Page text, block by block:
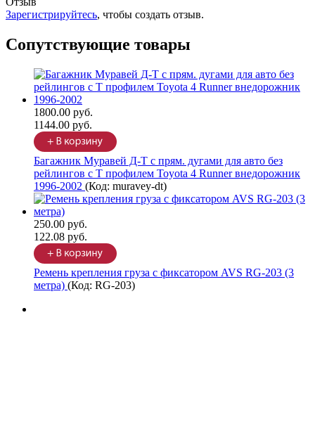
Зарегистрируйтесь, чтобы создать отзыв.
Сопутствующие товары
1800.00 руб.
1144.00 руб.
Багажник Муравей Д-Т с прям. дугами для авто без
рейлингов с Т профилем Toyota 4 Runner внедорожник
1996-2002 (Код: muravey-dt)
250.00 руб.
122.08 руб.
Ремень крепления груза с фиксатором AVS RG-203 (3
метра) (Код: RG-203)